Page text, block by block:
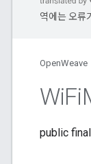
역에는 오류
OpenWeave
WiFi
public